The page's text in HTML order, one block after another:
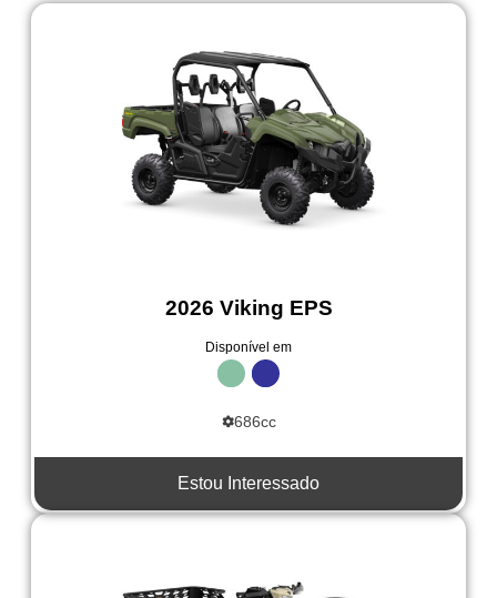
2026 Viking EPS
Disponível em
686cc
Estou Interessado